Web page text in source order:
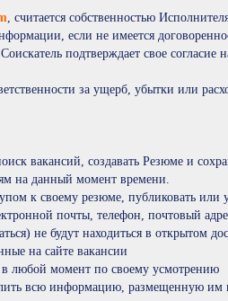
, считается собственностью
если не имеется
подтверждает свое
за ущерб, убытки или
вакансий, создавать Резюме и
на данный момент времени.
к своему резюме, публиковать или
почты, телефон, почтовый
не будут находиться в открытом
на сайте вакансии
в любой момент по своему усмотрению
всю информацию, размещенную им